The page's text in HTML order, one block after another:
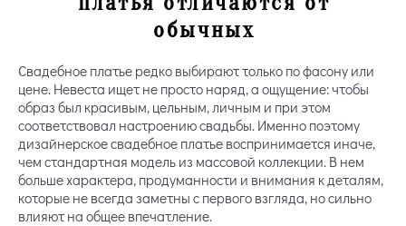
обычных
Свадебное платье редко выбирают только по фасону или
цене. Невеста ищет не просто наряд, а ощущение: чтобы
образ был красивым, цельным, личным и при этом
соответствовал настроению свадьбы. Именно поэтому
дизайнерское свадебное платье воспринимается иначе,
чем стандартная модель из массовой коллекции. В нем
больше характера, продуманности и внимания к деталям,
которые не всегда заметны с первого взгляда, но сильно
влияют на общее впечатление.